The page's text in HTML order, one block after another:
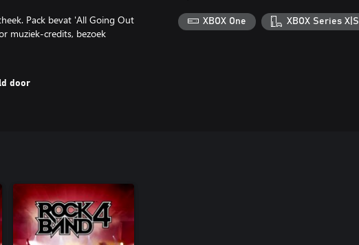
Pack bevat 'All Going Out
muziek-credits, bezoek
door
XBOX One XBOX Series X|S